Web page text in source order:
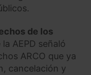
de los
AEPD señaló
ARCO que ya
cancelación y